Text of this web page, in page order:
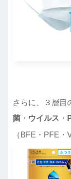
さらに、３層目
菌 ・ ウイルス ・
（BFE・PFE・